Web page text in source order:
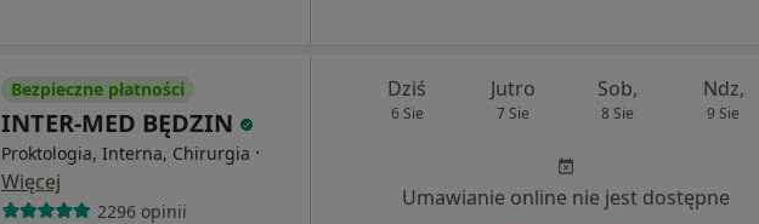
Bezpieczne płatności
INTER-MED BĘDZIN
Proktologia, Interna, Chirurgia ·
Więcej
2296 opinii
Dziś
6 Sie
Jutro
7 Sie
Sob,
8 Sie
Ndz,
9 Sie
Umawianie online nie jest dostępne